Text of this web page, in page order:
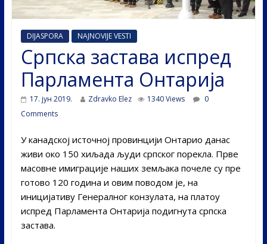
DIJASPORA NAJNOVIJE VESTI
Српска застава испред
Парламента Онтарија
17. јун 2019. Zdravko Elez 1340 Views
0
Comments
У канадској источној провинцији Онтарио данас
живи око 150 хиљада људи српског порекла. Прве
масовне имиграције наших земљака почеле су пре
готово 120 година и овим поводом је, на
иницијативу Генералног конзулата, на платоу
испред Парламента Онтарија подигнута српска
застава.